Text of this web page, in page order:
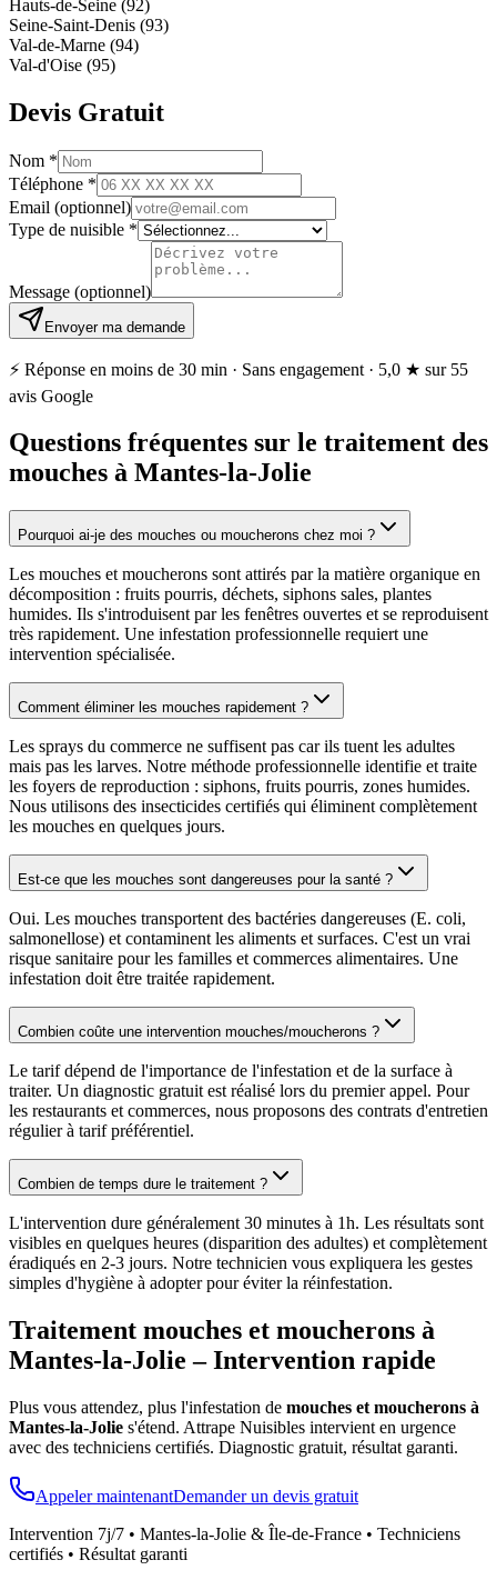
Hauts-de-Seine (92)
Seine-Saint-Denis (93)
Val-de-Marne (94)
Val-d'Oise (95)
Devis Gratuit
Nom *
Téléphone *
Email (optionnel)
Type de nuisible *
Message (optionnel)
Envoyer ma demande
⚡ Réponse en moins de 30 min · Sans engagement · 5,0 ★ sur 55
avis Google
Questions fréquentes sur le traitement des
mouches à Mantes-la-Jolie
Pourquoi ai-je des mouches ou moucherons chez moi ?
Les mouches et moucherons sont attirés par la matière organique en
décomposition : fruits pourris, déchets, siphons sales, plantes
humides. Ils s'introduisent par les fenêtres ouvertes et se reproduisent
très rapidement. Une infestation professionnelle requiert une
intervention spécialisée.
Comment éliminer les mouches rapidement ?
Les sprays du commerce ne suffisent pas car ils tuent les adultes
mais pas les larves. Notre méthode professionnelle identifie et traite
les foyers de reproduction : siphons, fruits pourris, zones humides.
Nous utilisons des insecticides certifiés qui éliminent complètement
les mouches en quelques jours.
Est-ce que les mouches sont dangereuses pour la santé ?
Oui. Les mouches transportent des bactéries dangereuses (E. coli,
salmonellose) et contaminent les aliments et surfaces. C'est un vrai
risque sanitaire pour les familles et commerces alimentaires. Une
infestation doit être traitée rapidement.
Combien coûte une intervention mouches/moucherons ?
Le tarif dépend de l'importance de l'infestation et de la surface à
traiter. Un diagnostic gratuit est réalisé lors du premier appel. Pour
les restaurants et commerces, nous proposons des contrats d'entretien
régulier à tarif préférentiel.
Combien de temps dure le traitement ?
L'intervention dure généralement 30 minutes à 1h. Les résultats sont
visibles en quelques heures (disparition des adultes) et complètement
éradiqués en 2-3 jours. Notre technicien vous expliquera les gestes
simples d'hygiène à adopter pour éviter la réinfestation.
Traitement mouches et moucherons à
Mantes-la-Jolie – Intervention rapide
Plus vous attendez, plus l'infestation de mouches et moucherons à
Mantes-la-Jolie s'étend. Attrape Nuisibles intervient en urgence
avec des techniciens certifiés. Diagnostic gratuit, résultat garanti.
Appeler maintenantDemander un devis gratuit
Intervention 7j/7 • Mantes-la-Jolie & Île-de-France • Techniciens
certifiés • Résultat garanti